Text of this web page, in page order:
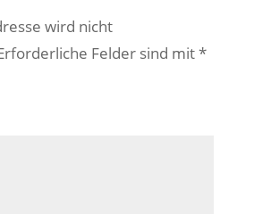
wird nicht
Felder sind mit*